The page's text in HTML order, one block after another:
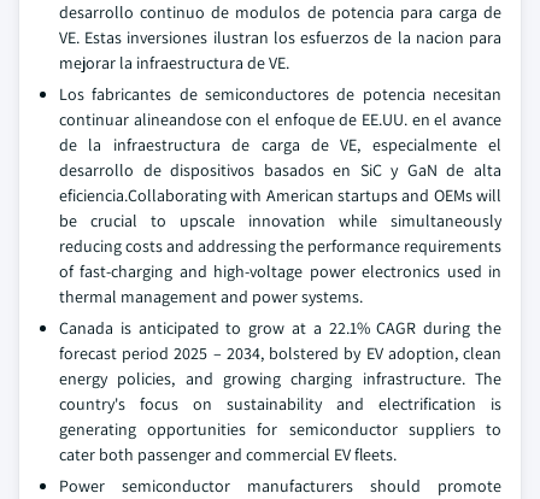
desarrollo continuo de modulos de potencia para carga de
VE. Estas inversiones ilustran los esfuerzos de la nacion para
mejorar la infraestructura de VE.
Los fabricantes de semiconductores de potencia necesitan
continuar alineandose con el enfoque de EE.UU. en el avance
de la infraestructura de carga de VE, especialmente el
desarrollo de dispositivos basados en SiC y GaN de alta
eficiencia.Collaborating with American startups and OEMs will
be crucial to upscale innovation while simultaneously
reducing costs and addressing the performance requirements
of fast-charging and high-voltage power electronics used in
thermal management and power systems.
Canada is anticipated to grow at a 22.1% CAGR during the
forecast period 2025 – 2034, bolstered by EV adoption, clean
energy policies, and growing charging infrastructure. The
country's focus on sustainability and electrification is
generating opportunities for semiconductor suppliers to
cater both passenger and commercial EV fleets.
Power semiconductor manufacturers should promote